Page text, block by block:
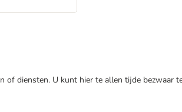
diensten. U kunt hier te allen tijde bezwaar